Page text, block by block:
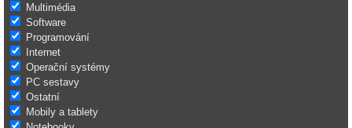
Multimédia
Software
Programování
Internet
Operační systémy
PC sestavy
Ostatní
Mobily a tablety